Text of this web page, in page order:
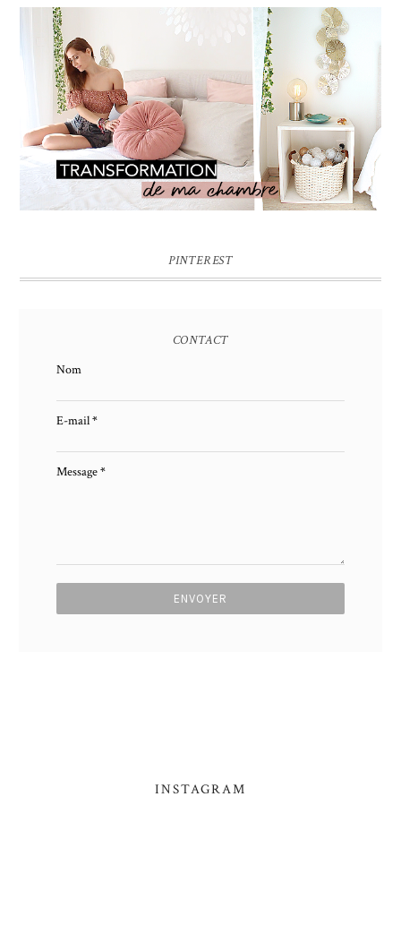
PINTEREST
CONTACT
Nom
E-mail*
Message*
INSTAGRAM